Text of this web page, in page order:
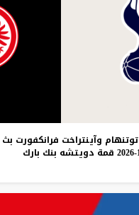
توتنهام وآينتراخت فرانكفورت بث
قمة دويتشه بنك بارك